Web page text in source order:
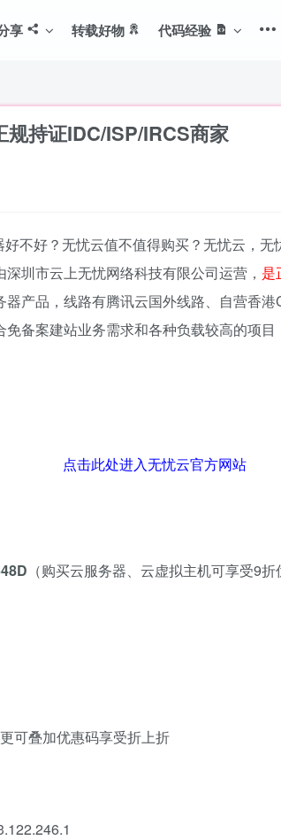
享 转载好物 代码经验
规持证IDC/ISP/IRCS商家
不好？无忧云值不值得购买？无忧云，
圳市云上无忧网络科技有限公司运营， 是
产品，线路有腾讯云国外线路、自营香港
备案建站业务需求和各种负载较高的项
点击此处进入无忧云官方网站
（购买云服务器、云虚拟主机可享受9折
可叠加优惠码享受折上折